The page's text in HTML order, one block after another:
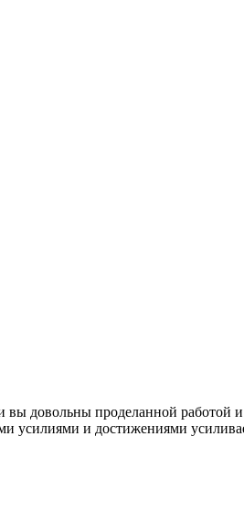
довольны проделанной работой и
усилиями и достижениями